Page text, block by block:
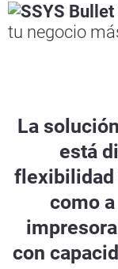
tu negocio
La
está
flexibilidad
como
con